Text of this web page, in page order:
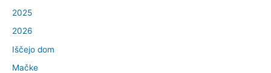
2025
2026
Iščejo dom
Mačke